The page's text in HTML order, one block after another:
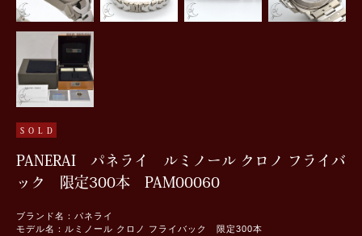
SOLD
PANERAI パネライ ルミノール クロノ フライバ
ック 限定300本 PAM00060
ブランド名：パネライ
モデル名：ルミノール クロノ フライバック 限定300本